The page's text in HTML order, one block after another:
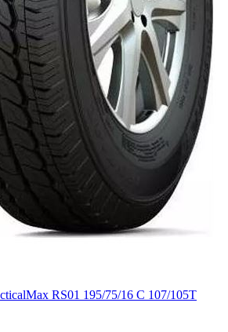
RS01 195/75/16 C 107/105T